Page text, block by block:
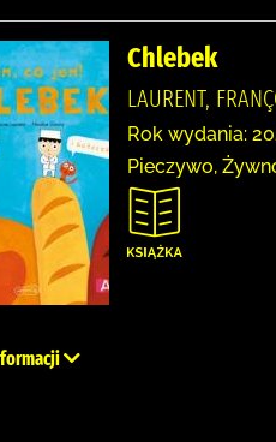
Chlebek
LAURENT,
Rok wydania:
Pieczywo,